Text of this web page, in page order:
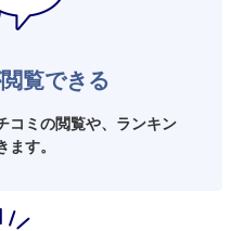
覧できる
コミの閲覧や、ランキン
す。